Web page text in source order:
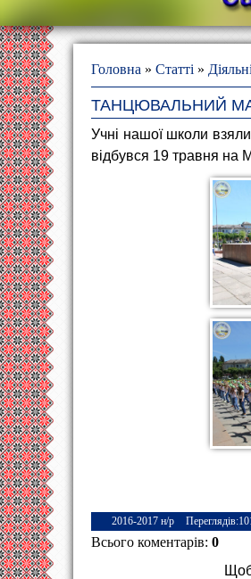
Головна » Статті »
ТАНЦЮВАЛЬНИЙ
Учні нашої школи
відбувся 19 травня на
2016-2017 н/р Переглядів:
Всього коментарів: 0